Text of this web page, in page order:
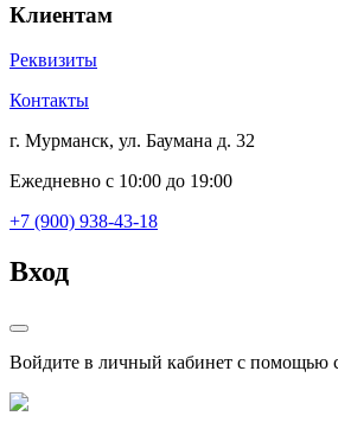
Клиентам
Реквизиты
Контакты
г. Мурманск, ул. Баумана д. 32
Ежедневно с 10:00 до 19:00
+7 (900) 938-43-18
Вход
Войдите в личный кабинет с помощью